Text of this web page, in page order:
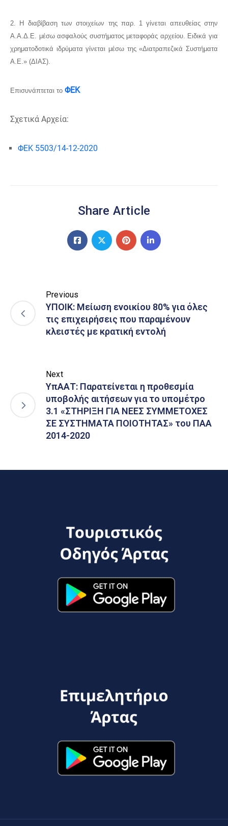
2. Η διαβίβαση των στοιχείων της παρ. 1 γίνεται απευθείας στην
Α.Α.Δ.Ε. μέσω ασφαλούς συστήματος μεταφοράς αρχείου. Ειδικά για
χρηματοδοτικά ιδρύματα γίνεται μέσω της «Διατραπεζικά Συστήματα
Α.Ε.» (ΔΙΑΣ).
Επισυνάπτεται το ΦΕΚ
Σχετικά Αρχεία:
ΦΕΚ 5503/14-12-2020
Share Article
Previous
ΥΠΟΙΚ: Μείωση ενοικίου 80% για όλες
τις επιχειρήσεις που παραμένουν
κλειστές με κρατική εντολή
Next
ΥπΑΑΤ: Παρατείνεται η προθεσμία
υποβολής αιτήσεων για το υπομέτρο
3.1 «ΣΤΗΡΙΞΗ ΓΙΑ ΝΕΕΣ ΣΥΜΜΕΤΟΧΕΣ
ΣΕ ΣΥΣΤΗΜΑΤΑ ΠΟΙΟΤΗΤΑΣ» του ΠΑΑ
2014-2020